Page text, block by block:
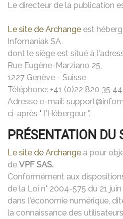
Le directeur de la publication
Le site de Archange est
Infomaniak SA
dont le siège est situé à
Rue Eugène-Marziano 25,
1227 Genève - Suisse
Téléphone: +41 (0)22 820 35
Adresse e-mail:
ci-après " l'Hébergeur ".
PRÉSENTATION DU
Le site de Archange a pour
de VPF SAS.
Conformément aux
de la Loi n° 2004-575 du 21
dans l'économie numérique,
la connaissance des